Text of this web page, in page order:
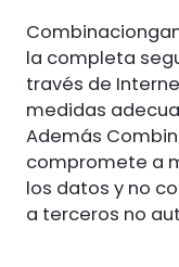
la completa
través de
medidas
Además
compromete a
los datos y no
a terceros no